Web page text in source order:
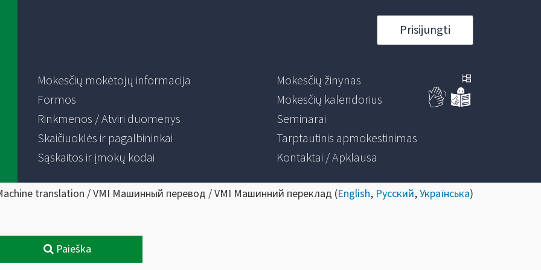
Prisijungti
Mokesčių mokėtojų informacija
Formos
Rinkmenos / Atviri duomenys
Skaičiuoklės ir pagalbininkai
Sąskaitos ir įmokų kodai
Mokesčių žinynas
Mokesčių kalendorius
Seminarai
Tarptautinis apmokestinimas
Kontaktai / Apklausa
translation / VMI Машинный перевод / VMI Машинний переклад (English, Русский,Українська)
Paieška